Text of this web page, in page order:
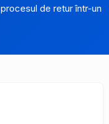
de retur într-un